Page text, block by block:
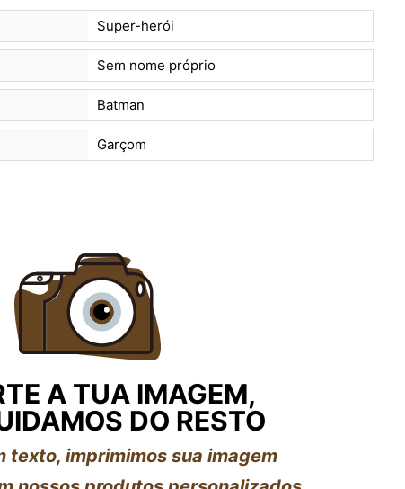
Super-herói
Sem nome próprio
Batman
Garçom
A TUA IMAGEM,
DO RESTO
texto, imprimimos sua imagem